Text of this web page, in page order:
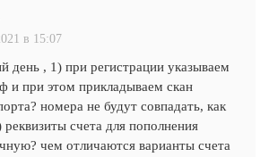
в 15:07
день , 1) при регистрации указываем
и при этом прикладываем скан
номера не будут совпадать, как
счета для пополнения
чем отличаются варианты счета